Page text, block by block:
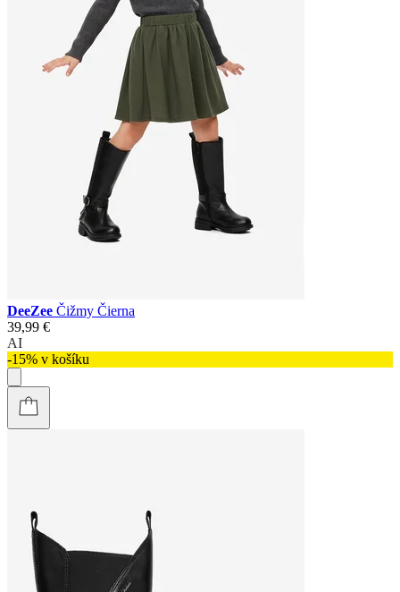
DeeZee Čižmy Čierna
39,99 €
AI
-15% v košíku